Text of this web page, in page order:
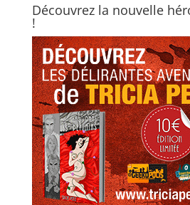
Découvrez la nouvelle
!